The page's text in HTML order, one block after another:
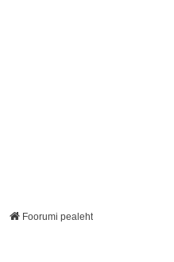
Foorumi pealeht